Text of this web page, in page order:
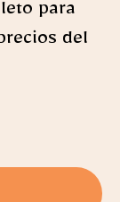
para
del